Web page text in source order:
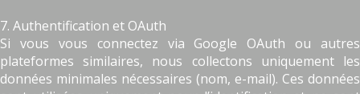
7. Authentification et OAuth
Si vous vous connectez via Google OAuth ou autres
plateformes similaires, nous collectons uniquement les
données minimales nécessaires (nom, e-mail). Ces données